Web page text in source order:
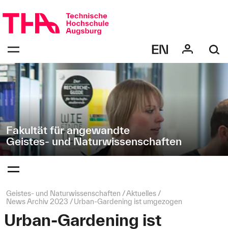
überspringen
zur
Navigation
"Geistes-
und
Naturwissenschaften"
Fakultät für angewandte
Geistes- und Naturwissenschaften
bestätigen
Öffnen
des
Menüs
bestätigen
des
Menüs
Seitenpfad:
Geistes- und Naturwissenschaften
Aktuelles
News Archiv 2023
Urban-Gardening ist umgezogen
Urban-Gardening ist